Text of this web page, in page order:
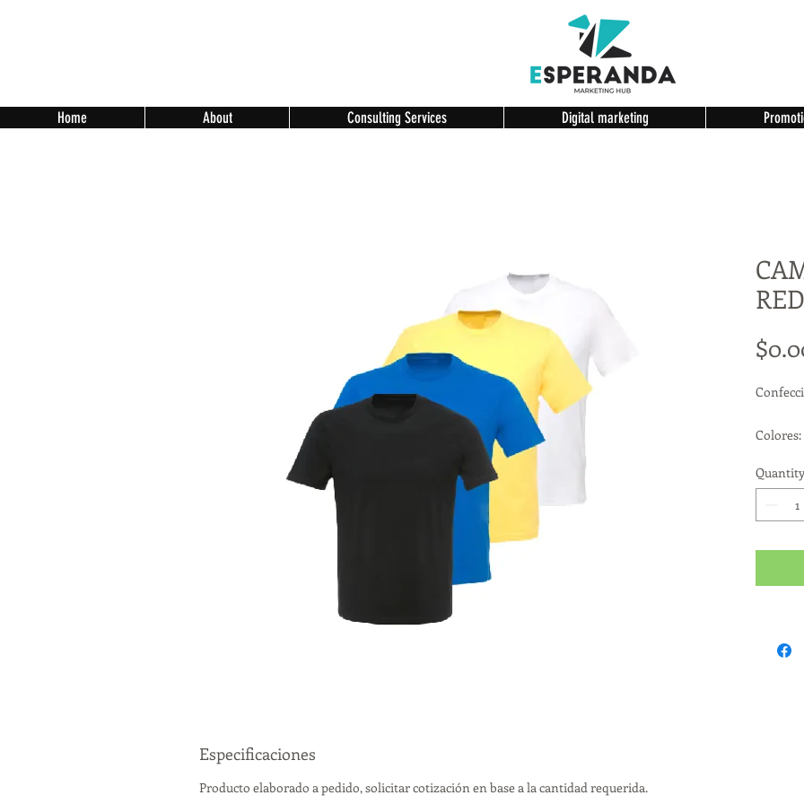
Home About Consulting Services Digital marketing
Tallas: S
Quantity
Especificaciones
Producto elaborado a pedido, solicitar cotización en base a la cantidad requerida.